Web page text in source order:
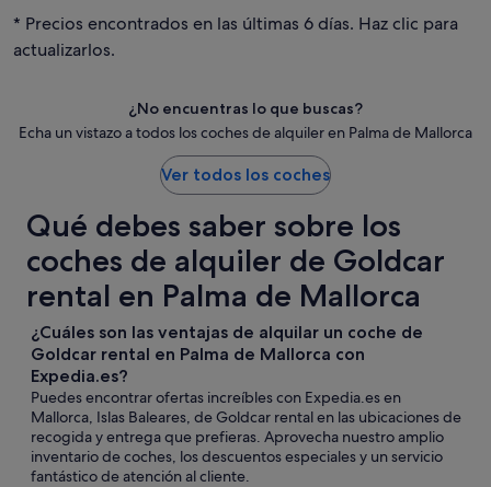
* Precios encontrados en las últimas 6 días. Haz clic para
actualizarlos.
¿No encuentras lo que buscas?
Echa un vistazo a todos los coches de alquiler en Palma de Mallorca
Ver todos los coches
Qué debes saber sobre los
coches de alquiler de Goldcar
rental en Palma de Mallorca
¿Cuáles son las ventajas de alquilar un coche de
Goldcar rental en Palma de Mallorca con
Expedia.es?
Puedes encontrar ofertas increíbles con Expedia.es en
Mallorca, Islas Baleares, de Goldcar rental en las ubicaciones de
recogida y entrega que prefieras. Aprovecha nuestro amplio
inventario de coches, los descuentos especiales y un servicio
fantástico de atención al cliente.